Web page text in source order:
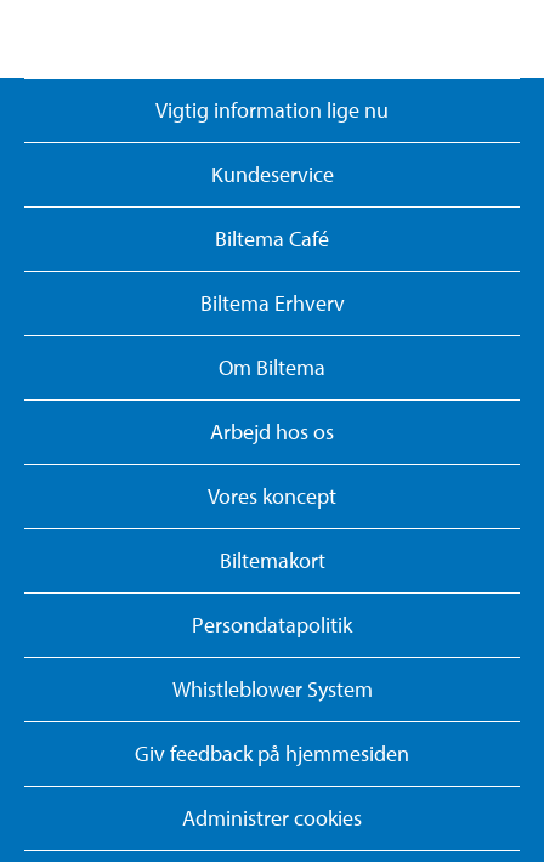
Vigtig information lige nu
Kundeservice
Biltema Café
Biltema Erhverv
Om Biltema
Arbejd hos os
Vores koncept
Biltemakort
Persondatapolitik
Whistleblower System
Giv feedback på hjemmesiden
Administrer cookies